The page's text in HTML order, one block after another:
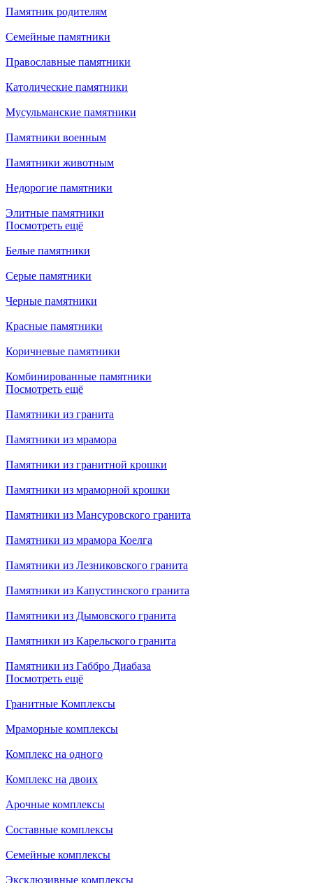
Памятник родителям
Семейные памятники
Православные памятники
Католические памятники
Мусульманские памятники
Памятники военным
Памятники животным
Недорогие памятники
Элитные памятники
Посмотреть ещё
Белые памятники
Серые памятники
Черные памятники
Красные памятники
Коричневые памятники
Комбинированные памятники
Посмотреть ещё
Памятники из гранита
Памятники из мрамора
Памятники из гранитной крошки
Памятники из мраморной крошки
Памятники из Мансуровского гранита
Памятники из мрамора Коелга
Памятники из Лезниковского гранита
Памятники из Капустинского гранита
Памятники из Дымовского гранита
Памятники из Карельского гранита
Памятники из Габбро Диабаза
Посмотреть ещё
Гранитные Комплексы
Мраморные комплексы
Комплекс на одного
Комплекс на двоих
Арочные комплексы
Составные комплексы
Семейные комплексы
Эксклюзивные комплексы